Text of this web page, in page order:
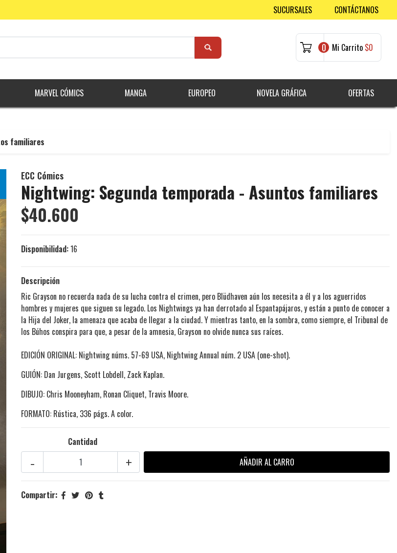
SUCURSALES CONTÁCTANOS
0 Mi Carrito $0
MARVEL CÓMICS MANGA EUROPEO NOVELA GRÁFICA OFERTAS
familiares
ECC Cómics
Nightwing: Segunda temporada - Asuntos familiares
$40.600
Disponibilidad:16
Descripción
Ric Grayson no recuerda nada de su lucha contra el crimen, pero Blüdhaven aún los necesita a él y a los aguerridos
hombres y mujeres que siguen su legado. Los Nightwings ya han derrotado al Espantapájaros, y están a punto de conocer a
la Hija del Joker, la amenaza que acaba de llegar a la ciudad. Y mientras tanto, en la sombra, como siempre, el Tribunal de
los Búhos conspira para que, a pesar de la amnesia, Grayson no olvide nunca sus raíces.
EDICIÓN ORIGINAL: Nightwing núms. 57-69 USA, Nightwing Annual núm. 2 USA (one-shot).
GUIÓN: Dan Jurgens, Scott Lobdell, Zack Kaplan.
DIBUJO: Chris Mooneyham, Ronan Cliquet, Travis Moore.
FORMATO: Rústica, 336 págs. A color.
Cantidad
+
-
Compartir: